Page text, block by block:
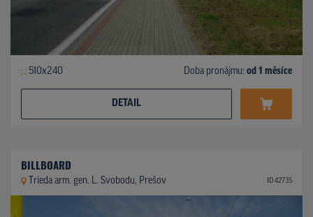
510x240 Doba pronájmu: od 1 měsíce
DETAIL
BILLBOARD
Trieda arm. gen. L. Svobodu, Prešov ID 42735